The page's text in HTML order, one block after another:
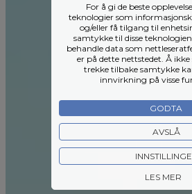
For å gi de beste
teknologier som
og/eller få tilgang til
samtykke til disse
behandle data som
er på dette nettstedet. Å
trekke tilbake samtykke
innvirkning på visse
GODTA
AVSLÅ
LES MER